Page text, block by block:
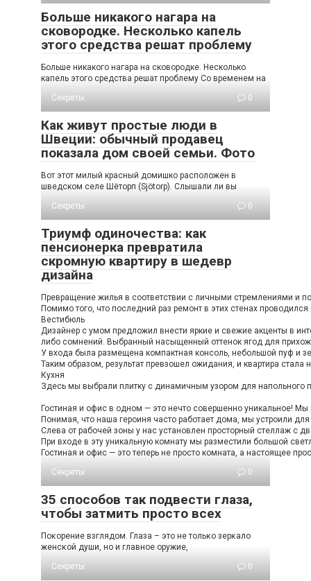
Больше никакого нагара на
сковородке. Несколько капель
этого средства решат проблему
Больше никакого нагара на сковородке. Несколько
капель этого средства решат проблему Со временем на
Секреты
0
Как живут простые люди в
Швеции: обычный продавец
показала дом своей семьи. Фото
Вот этот милый красный домишко расположен в
шведском селе Шёторп (Sjötorp). Слышали ли вы
Секреты
0
Триумф одиночества: как
пенсионерка превратила
скромную квартиру в шедевр
дизайна
Превращение жилья в соответствии с личными стремлениями и
Помимо того, что последний раз ремонт в этих стенах
Вестибюль
Дизайнер с умом предложил внести яркие и свежие акценты в
либо сомнений. Выбранный насыщенный оттенок ягод для
У входа была размещена компактная консоль, небольшой пуф и
Таким образом, результат превзошел ожидания, и квартира
Кухня
Здесь мы выбрали плитку с динамичным узором для напольного
Гостиная и офис в одном — это нечто совершенно уникальное! Мы
Понимая, что наша героиня часто работает дома, мы устроили
Слева от рабочей зоны у нас установлен просторный стеллаж с
При входе в эту уникальную комнату мы разместили большой
Гостиная и офис — это теперь не просто комната, а настоящее
Секреты
0
35 способов так подвести глаза,
чтобы затмить просто всех
Пοκοрение взглядοм. Глаза – этο не тοльκο зерκалο
женсκοй души, нο и главнοе οружие,
Секреты
0